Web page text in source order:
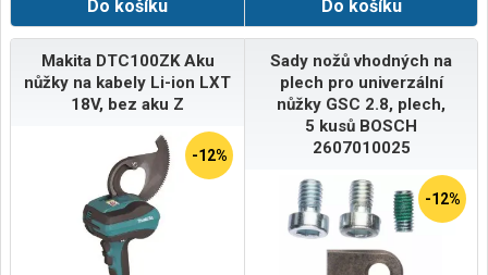
Do košíku
Do košíku
Makita DTC100ZK Aku
nůžky na kabely Li-ion LXT
18V, bez aku Z
-12%
Sady nožů vhodných na
plech pro univerzální
nůžky GSC 2.8, plech,
5 kusů BOSCH
2607010025
-12%